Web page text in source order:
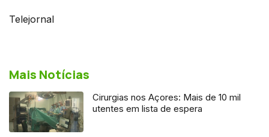
Telejornal
Mais Notícias
Cirurgias nos Açores: Mais de 10 mil
utentes em lista de espera